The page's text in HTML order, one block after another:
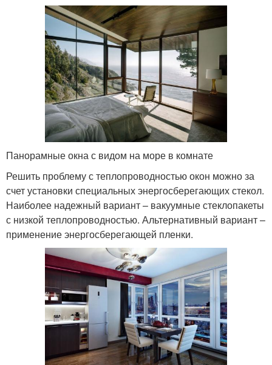
Панорамные окна с видом на море в комнате
Решить проблему с теплопроводностью окон можно за
счет установки специальных энергосберегающих стекол.
Наиболее надежный вариант – вакуумные стеклопакеты
с низкой теплопроводностью. Альтернативный вариант –
применение энергосберегающей пленки.